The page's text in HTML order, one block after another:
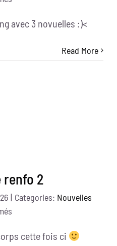
cours
avec 3 novuelles :)<
Read More
renfo 2
| Categories: Nouvelles
sur
vidéocette fois ci